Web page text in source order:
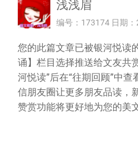
浅浅眉
编号：173174 日期
您的此篇文章已被银河悦读
诵】栏目选择推送给文友共
河悦读”后在“往期回顾”中
信朋友圈让更多朋友品读，
赞赏功能将更好地为您的美